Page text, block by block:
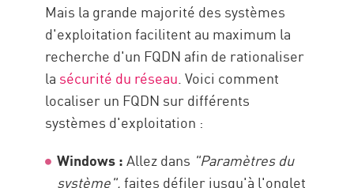
Mais la grande majorité des systèmes
d'exploitation facilitent au maximum la
recherche d'un FQDN afin de rationaliser
la sécurité du réseau. Voici comment
localiser un FQDN sur différents
systèmes d'exploitation :
Windows :Allez dans "Paramètres du
système",faites défiler jusqu'à l'onglet